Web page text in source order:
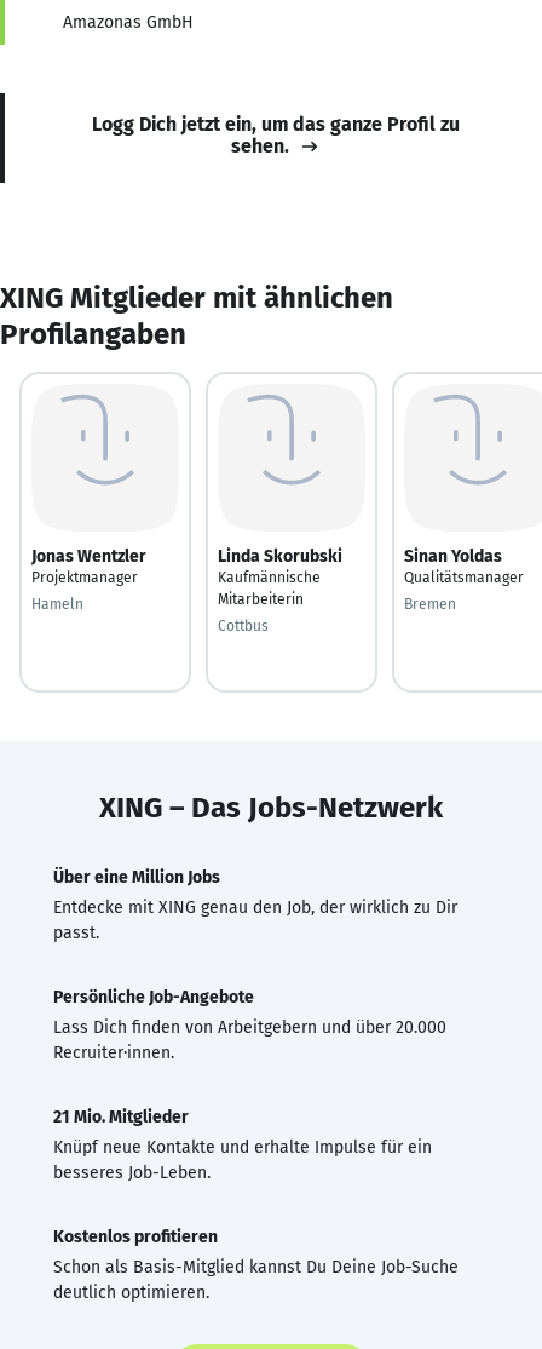
Amazonas GmbH
Logg Dich jetzt ein, um das ganze Profil zu
sehen.
XING Mitglieder mit ähnlichen
Profilangaben
Jonas Wentzler
Projektmanager
Hameln
Linda Skorubski
Kaufmännische
Mitarbeiterin
Cottbus
Sinan Yoldas
Qualitätsmanager
Bremen
XING – Das Jobs-Netzwerk
Über eine Million Jobs
Entdecke mit XING genau den Job, der wirklich zu Dir
passt.
Persönliche Job-Angebote
Lass Dich finden von Arbeitgebern und über 20.000
Recruiter·innen.
21 Mio. Mitglieder
Knüpf neue Kontakte und erhalte Impulse für ein
besseres Job-Leben.
Kostenlos profitieren
Schon als Basis-Mitglied kannst Du Deine Job-Suche
deutlich optimieren.